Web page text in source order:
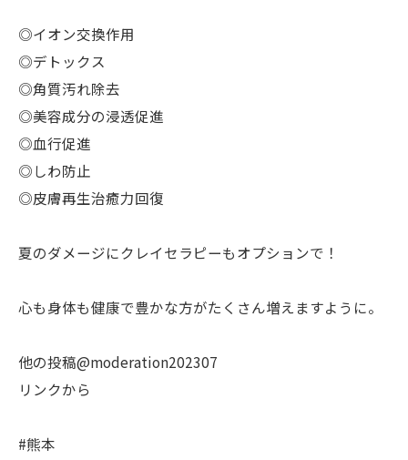
◎イオン交換作用
◎デトックス
◎角質汚れ除去
◎美容成分の浸透促進
◎血行促進
◎しわ防止
◎皮膚再生治癒力回復
夏のダメージにクレイセラピーもオプションで！
心も身体も健康で豊かな方がたくさん増えますように。
他の投稿@moderation202307
リンクから
#熊本